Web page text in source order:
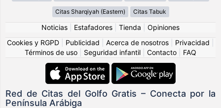
Citas Sharqiyah (Eastern) Citas Tabuk
Noticias Estafadores Tienda
Opiniones
Cookies y RGPD
Publicidad Acerca de nosotros Privacidad
Términos de uso
Seguridad infantil Contacto FAQ
Red de Citas del Golfo Gratis – Conecta por la
Península Arábiga